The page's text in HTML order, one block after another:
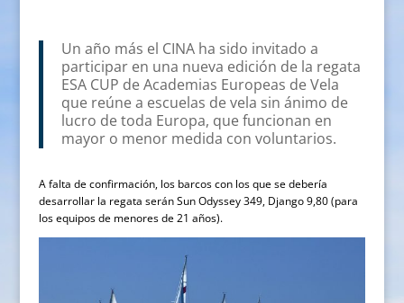
Un año más el CINA ha sido invitado a
participar en una nueva edición de la regata
ESA CUP de Academias Europeas de Vela
que reúne a escuelas de vela sin ánimo de
lucro de toda Europa, que funcionan en
mayor o menor medida con voluntarios.
A falta de confirmación, los barcos con los que se debería
desarrollar la regata serán Sun Odyssey 349, Django 9,80 (para
los equipos de menores de 21 años).